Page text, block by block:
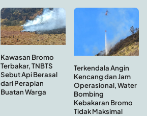
Kawasan Bromo
Terbakar, TNBTS
Sebut Api Berasal
dari Perapian
Buatan Warga
Terkendala Angin
Kencang dan Jam
Operasional, Water
Bombing
Kebakaran Bromo
Tidak Maksimal